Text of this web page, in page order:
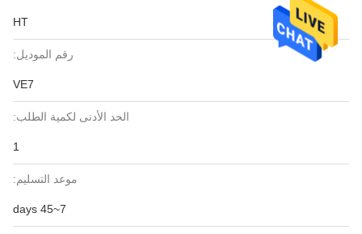
HT
رقم الموديل:
VE7
الحد الأدنى لكمية الطلب:
موعد التسليم: